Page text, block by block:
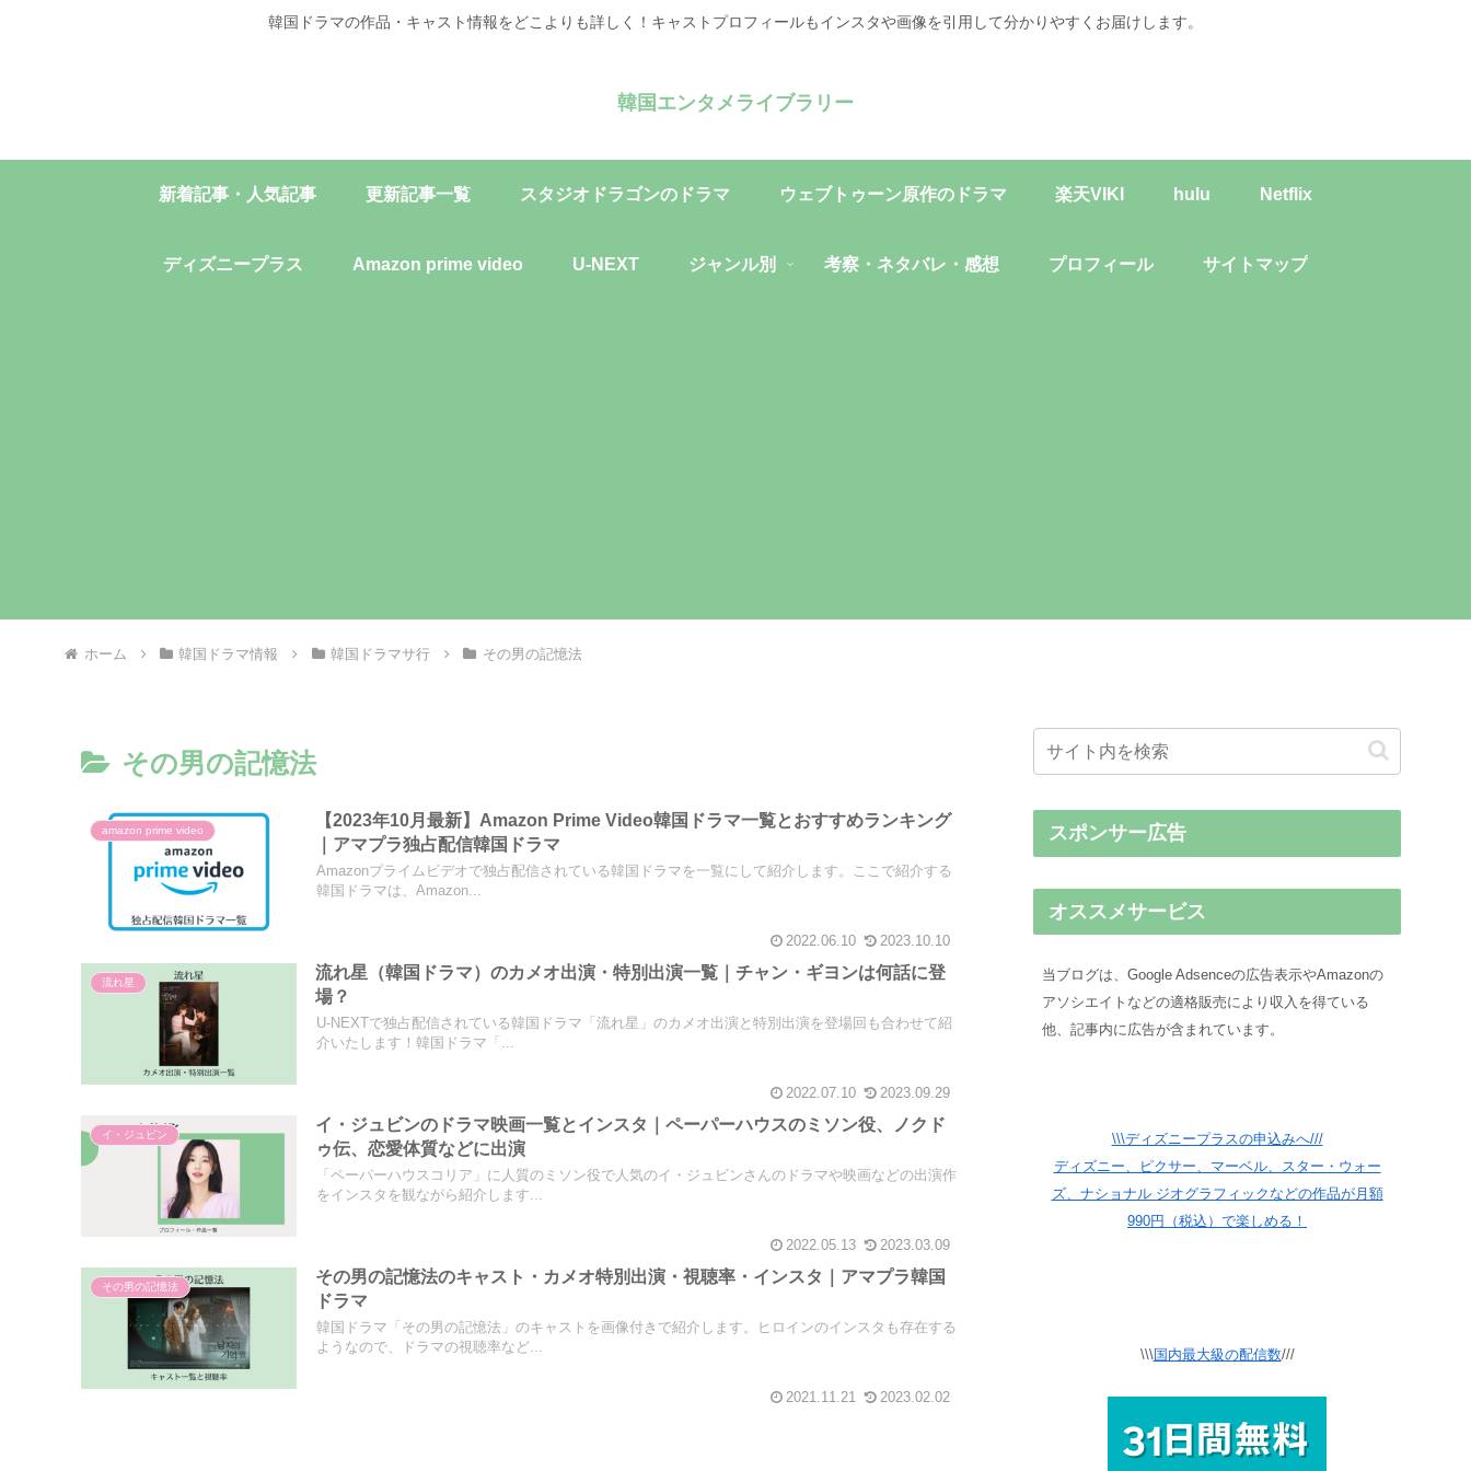
韓国ドラマの作品・キャスト情報をどこよりも詳しく！キャストプロフィールもインスタや画像を引用して分かりやすくお届けします。
韓国エンタメライブラリー
新着記事・人気記事 更新記事一覧 スタジオドラゴンのドラマ ウェブトゥーン原作のドラマ 楽天VIKI hulu Netflix
ディズニープラス Amazon prime video U-NEXT ジャンル別 考察・ネタバレ・感想 プロフィール サイトマップ
ホーム 韓国ドラマ情報 韓国ドラマサ行 その男の記憶法
その男の記憶法
amazon prime video
【2023年10月最新】Amazon Prime Video韓国ドラマ一覧とおすすめランキング
｜アマプラ独占配信韓国ドラマ
Amazonプライムビデオで独占配信されている韓国ドラマを一覧にして紹介します。ここで紹介する
韓国ドラマは、Amazon...
2022.06.10 2023.10.10
流れ星
流れ星（韓国ドラマ）のカメオ出演・特別出演一覧｜チャン・ギヨンは何話に登
場？
U-NEXTで独占配信されている韓国ドラマ「流れ星」のカメオ出演と特別出演を登場回も合わせて紹
介いたします！韓国ドラマ「...
2022.07.10 2023.09.29
イ・ジュビン
イ・ジュビンのドラマ映画一覧とインスタ｜ペーパーハウスのミソン役、ノクド
ゥ伝、恋愛体質などに出演
「ペーパーハウスコリア」に人質のミソン役で人気のイ・ジュビンさんのドラマや映画などの出演作
をインスタを観ながら紹介します...
2022.05.13 2023.03.09
その男の記憶法
その男の記憶法のキャスト・カメオ特別出演・視聴率・インスタ｜アマプラ韓国
ドラマ
韓国ドラマ「その男の記憶法」のキャストを画像付きで紹介します。ヒロインのインスタも存在する
ようなので、ドラマの視聴率など...
2021.11.21 2023.02.02
スポンサー広告
オススメサービス
当ブログは、Google Adsenceの広告表示やAmazonの
アソシエイトなどの適格販売により収入を得ている
他、記事内に広告が含まれています。
\\\ディズニープラスの申込みへ///
ディズニー、ピクサー、マーベル、スター・ウォー
ズ、ナショナル ジオグラフィックなどの作品が月額
990円（税込）で楽しめる！
\\\国内最大級の配信数///